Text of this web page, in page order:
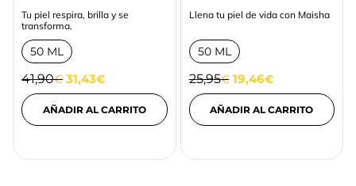
Tu piel respira, brilla y se
transforma.
50 ML
41,90€ 31,43€
AÑADIR AL CARRITO
Llena tu piel de vida con Maisha
50 ML
25,95€ 19,46€
AÑADIR AL CARRITO